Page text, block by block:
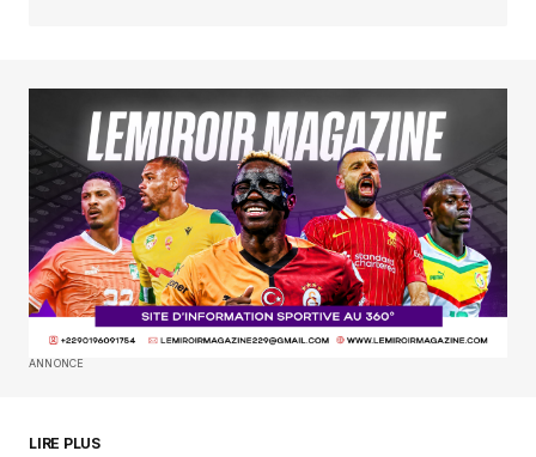
Your E-mail*
Enregistrer mon nom, mon e-mail et mon
site dans le navigateur pour mon prochain
commentaire.
SUBMIT COMMENT
ANNONCE
LIRE PLUS